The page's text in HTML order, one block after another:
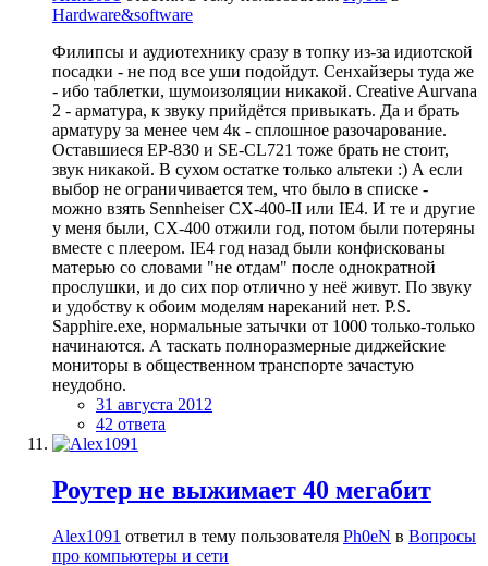
Hardware&software
Филипсы и аудиотехнику сразу в топку из-за идиотской
посадки - не под все уши подойдут. Сенхайзеры туда же
- ибо таблетки, шумоизоляции никакой. Creative Aurvana
2 - арматура, к звуку прийдётся привыкать. Да и брать
арматуру за менее чем 4к - сплошное разочарование.
Оставшиеся EP-830 и SE-CL721 тоже брать не стоит,
звук никакой. В сухом остатке только альтеки :) А если
выбор не ограничивается тем, что было в списке -
можно взять Sennheiser CX-400-II или IE4. И те и другие
у меня были, CX-400 отжили год, потом были потеряны
вместе с плеером. IE4 год назад были конфискованы
матерью со словами "не отдам" после однократной
прослушки, и до сих пор отлично у неё живут. По звуку
и удобству к обоим моделям нареканий нет. P.S.
Sapphire.exe, нормальные затычки от 1000 только-только
начинаются. А таскать полноразмерные диджейские
мониторы в общественном транспорте зачастую
неудобно.
31 августа 2012
42 ответа
Роутер не выжимает 40 мегабит
Alex1091 ответил в тему пользователя Ph0eN в Вопросы
про компьютеры и сети